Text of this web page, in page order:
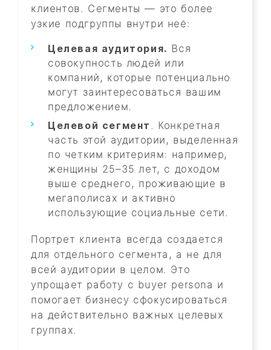
клиентов. Сегменты — это более
узкие подгруппы внутри неё:
Целевая аудитория. Вся
совокупность людей или
компаний, которые потенциально
могут заинтересоваться вашим
предложением.
Целевой сегмент . Конкретная
часть этой аудитории, выделенная
по четким критериям: например,
женщины 25–35 лет, с доходом
выше среднего, проживающие в
мегаполисах и активно
использующие социальные сети.
Портрет клиента всегда создается
для отдельного сегмента, а не для
всей аудитории в целом. Это
упрощает работу с buyer persona и
помогает бизнесу сфокусироваться
на действительно важных целевых
группах.